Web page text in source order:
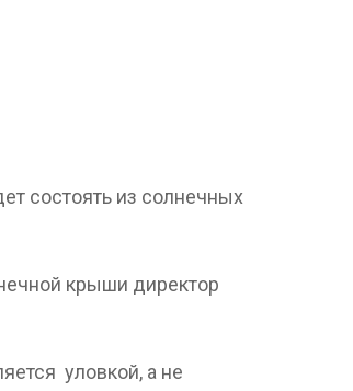
состоять из солнечных
крыши директор
уловкой, а не